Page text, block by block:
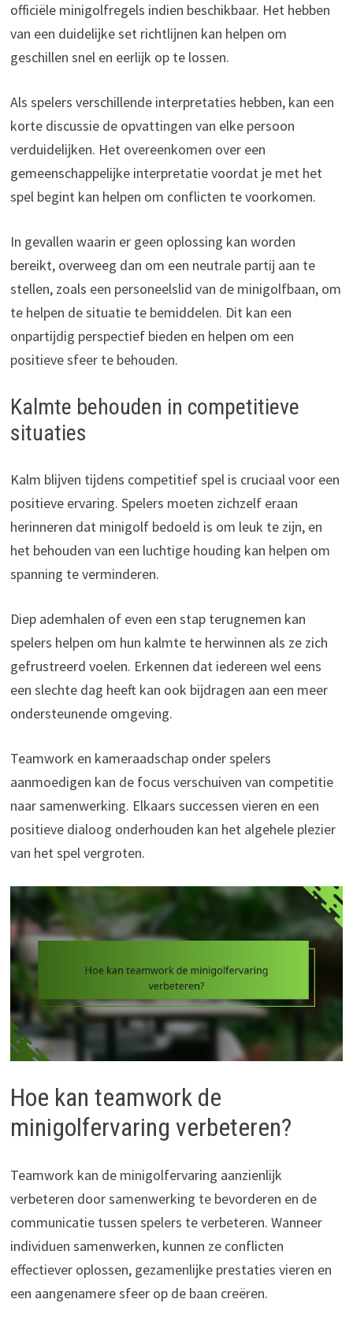
officiële minigolfregels indien beschikbaar. Het hebben
van een duidelijke set richtlijnen kan helpen om
geschillen snel en eerlijk op te lossen.
Als spelers verschillende interpretaties hebben, kan een
korte discussie de opvattingen van elke persoon
verduidelijken. Het overeenkomen over een
gemeenschappelijke interpretatie voordat je met het
spel begint kan helpen om conflicten te voorkomen.
In gevallen waarin er geen oplossing kan worden
bereikt, overweeg dan om een neutrale partij aan te
stellen, zoals een personeelslid van de minigolfbaan, om
te helpen de situatie te bemiddelen. Dit kan een
onpartijdig perspectief bieden en helpen om een
positieve sfeer te behouden.
Kalmte behouden in competitieve
situaties
Kalm blijven tijdens competitief spel is cruciaal voor een
positieve ervaring. Spelers moeten zichzelf eraan
herinneren dat minigolf bedoeld is om leuk te zijn, en
het behouden van een luchtige houding kan helpen om
spanning te verminderen.
Diep ademhalen of even een stap terugnemen kan
spelers helpen om hun kalmte te herwinnen als ze zich
gefrustreerd voelen. Erkennen dat iedereen wel eens
een slechte dag heeft kan ook bijdragen aan een meer
ondersteunende omgeving.
Teamwork en kameraadschap onder spelers
aanmoedigen kan de focus verschuiven van competitie
naar samenwerking. Elkaars successen vieren en een
positieve dialoog onderhouden kan het algehele plezier
van het spel vergroten.
Hoe kan teamwork de
minigolfervaring verbeteren?
Teamwork kan de minigolfervaring aanzienlijk
verbeteren door samenwerking te bevorderen en de
communicatie tussen spelers te verbeteren. Wanneer
individuen samenwerken, kunnen ze conflicten
effectiever oplossen, gezamenlijke prestaties vieren en
een aangenamere sfeer op de baan creëren.